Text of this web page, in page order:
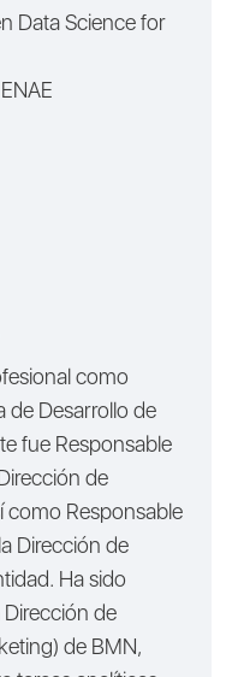
Data Science for
como
de Desarrollo de
fue Responsable
de
como Responsable
Dirección de
Ha sido
de
de BMN,